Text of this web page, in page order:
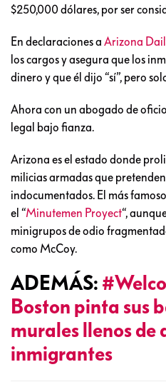
$250,000 dólares, por ser
En declaraciones a Arizona
los cargos y asegura que los
dinero y que él dijo “sí”, pero
Ahora con un abogado de
legal bajo fianza.
Arizona es el estado donde
milicias armadas que
indocumentados. El más
el “Minutemen Proyect“,
minigrupos de odio
como McCoy.
ADEMÁS:
Boston pinta sus
murales llenos de
inmigrantes